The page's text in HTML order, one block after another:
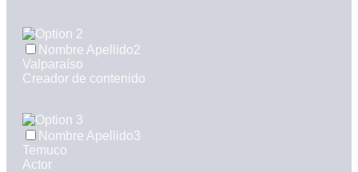
Nombre Apellido2
Valparaíso
Creador de contenido
Nombre Apellido3
Temuco
Actor